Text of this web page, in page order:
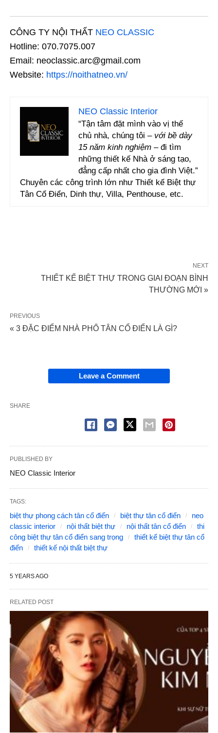
CÔNG TY NỘI THẤT NEO CLASSIC
Hotline: 070.7075.007
Email: neoclassic.arc@gmail.com
Website: https://noithatneo.vn/
NEO Classic Interior
“Tận tâm đặt mình vào vị thế
chủ nhà, chúng tôi – với bề dày
15 năm kinh nghiệm – đi tìm
những thiết kế Nhà ở sáng tạo,
đẳng cấp nhất cho gia đình Việt.”
Chuyên các công trình lớn như Thiết kế Biệt thự
Tân Cổ Điển, Dinh thự, Villa, Penthouse, etc.
NEXT
THIẾT KẾ BIỆT THỰ TRONG GIAI ĐOẠN BÌNH
THƯỜNG MỚI »
PREVIOUS
« 3 ĐẶC ĐIỂM NHÀ PHỐ TÂN CỔ ĐIỂN LÀ GÌ?
Leave a Comment
SHARE
PUBLISHED BY
NEO Classic Interior
TAGS:
biệt thự phong cách tân cổ điển biệt thự tân cổ điển
neo
classic interior
nội thất biệt thự nội thất tân cổ điển
thi
công biệt thự tân cổ điển sang trọng
thiết kế biệt thự tân cổ
điển
thiết kế nội thất biệt thự
5 YEARS AGO
RELATED POST